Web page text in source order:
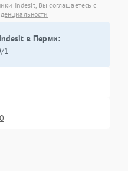
Indesit, Вы соглашаетесь с
в Перми:
1